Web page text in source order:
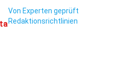
Von Experten geprüft
Redaktionsrichtlinien